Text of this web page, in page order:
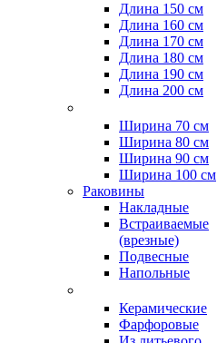
Длина 150 см
Длина 160 см
Длина 170 см
Длина 180 см
Длина 190 см
Длина 200 см
Ширина 70 см
Ширина 80 см
Ширина 90 см
Ширина 100 см
Раковины
Накладные
Встраиваемые
(врезные)
Подвесные
Напольные
Керамические
Фарфоровые